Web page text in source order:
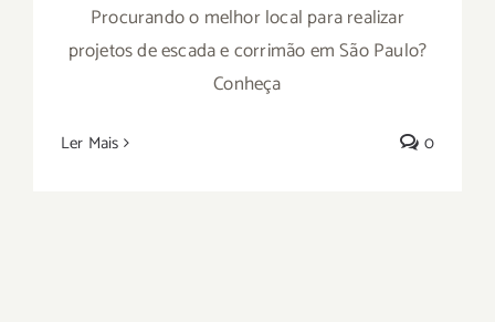
Procurando o melhor local para realizar
projetos de escada e corrimão em São Paulo?
Conheça
Ler Mais 0